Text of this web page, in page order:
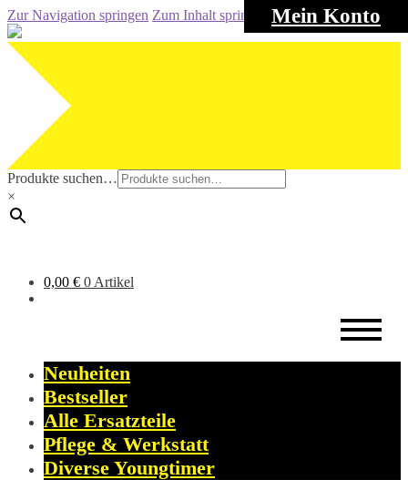
Mein Konto
Zur Navigation springen Zum Inhalt springen
Produkte suchen…
×
0,00 € 0 Artikel
Neuheiten
Bestseller
Alle Ersatzteile
Pflege & Werkstatt
Diverse Youngtimer